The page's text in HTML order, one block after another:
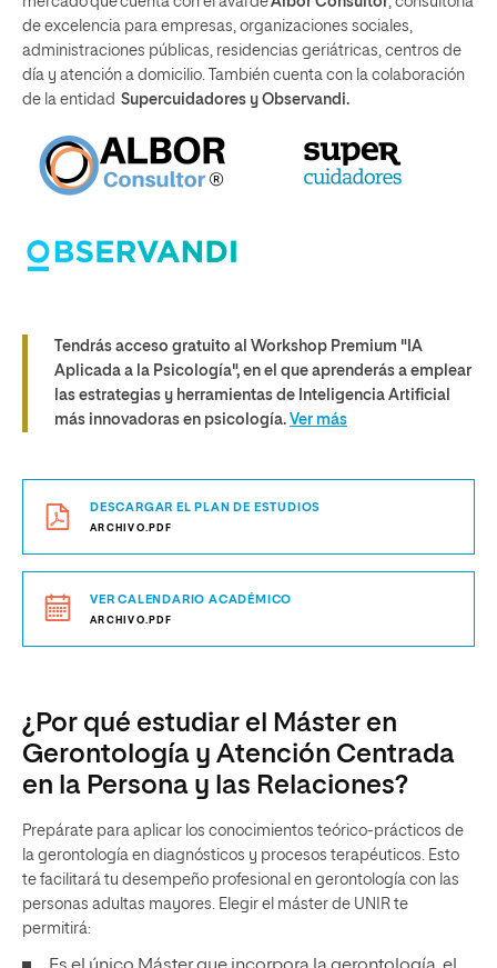
de excelencia para empresas, organizaciones sociales,
administraciones públicas, residencias geriátricas, centros de
día y atención a domicilio. También cuenta con la colaboración
de la entidad Supercuidadores y Observandi.
Tendrás acceso gratuito al Workshop Premium "IA
Aplicada a la Psicología", en el que aprenderás a emplear
las estrategias y herramientas de Inteligencia Artificial
más innovadoras en psicología. Ver más
DESCARGAR EL PLAN DE ESTUDIOS
ARCHIVO.PDF
VER CALENDARIO ACADÉMICO
ARCHIVO.PDF
¿Por qué estudiar el Máster en
Gerontología y Atención Centrada
en la Persona y las Relaciones?
Prepárate para aplicar los conocimientos teórico-prácticos de
la gerontología en diagnósticos y procesos terapéuticos. Esto
te facilitará tu desempeño profesional en gerontología con las
personas adultas mayores. Elegir el máster de UNIR te
permitirá: